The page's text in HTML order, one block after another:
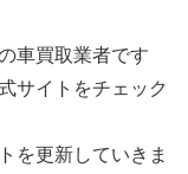
車買取業者です
サイトをチェック
を更新していきま